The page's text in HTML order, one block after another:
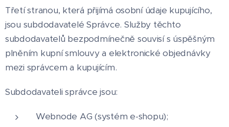
Třetí stranou, která přijímá osobní údaje kupujícího,
jsou subdodavatelé Správce. Služby těchto
subdodavatelů bezpodmínečně souvisí s úspěšným
plněním kupní smlouvy a elektronické objednávky
mezi správcem a kupujícím.
Subdodavateli správce jsou:
Webnode AG (systém e-shopu);